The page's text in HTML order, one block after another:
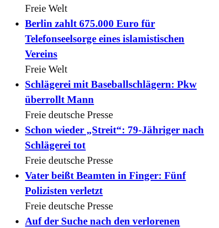
Freie Welt
Berlin zahlt 675.000 Euro für
Telefonseelsorge eines islamistischen
Vereins
Freie Welt
Schlägerei mit Baseballschlägern: Pkw
überrollt Mann
Freie deutsche Presse
Schon wieder „Streit“: 79-Jähriger nach
Schlägerei tot
Freie deutsche Presse
Vater beißt Beamten in Finger: Fünf
Polizisten verletzt
Freie deutsche Presse
Auf der Suche nach den verlorenen